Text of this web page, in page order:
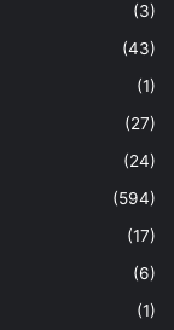
(3)
(43)
(1)
(27)
(24)
(594)
(17)
(6)
(1)